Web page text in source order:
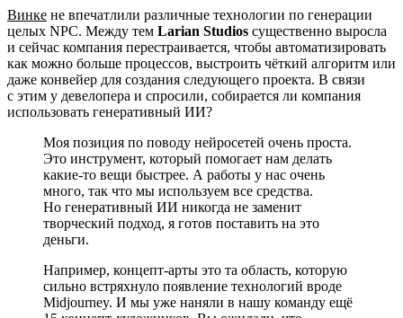
Винке не впечатлили различные технологии по генерации
целых NPC. Между тем Larian Studios существенно выросла
и сейчас компания перестраивается, чтобы автоматизировать
как можно больше процессов, выстроить чёткий алгоритм или
даже конвейер для создания следующего проекта. В связи
с этим у девелопера и спросили, собирается ли компания
использовать генеративный ИИ?
Моя позиция по поводу нейросетей очень проста.
Это инструмент, который помогает нам делать
какие-то вещи быстрее. А работы у нас очень
много, так что мы используем все средства.
Но генеративный ИИ никогда не заменит
творческий подход, я готов поставить на это
деньги.
Например, концепт-арты это та область, которую
сильно встряхнуло появление технологий вроде
Midjourney. И мы уже наняли в нашу команду ещё